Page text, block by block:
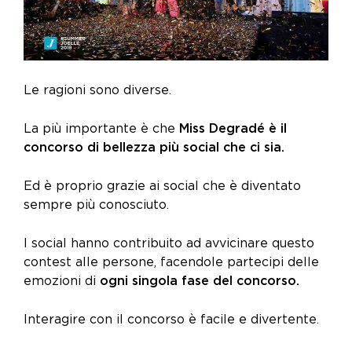
Le ragioni sono diverse.
La più importante è che Miss Degradé è il
concorso di bellezza più social che ci sia.
Ed è proprio grazie ai social che è diventato
sempre più conosciuto.
I social hanno contribuito ad avvicinare questo
contest alle persone, facendole partecipi delle
emozioni di ogni singola fase del concorso.
Interagire con il concorso è facile e divertente.